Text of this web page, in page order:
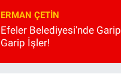
ERMAN ÇETIN
Efeler Belediyesi'nde Garip
Garip İşler!